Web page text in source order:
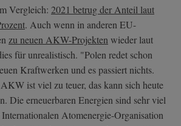
Vergleich: 2021 betrug der Anteil laut
. Auch wenn in anderen EU-
zu neuen AKW-Projekten wieder laut
für unrealistisch. "Polen redet schon
Kraftwerken und es passiert nichts.
ist viel zu teuer, das kann sich heute
Die erneuerbaren Energien sind sehr viel
Atomenergie-Organisation